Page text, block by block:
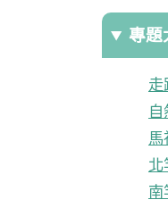
專題
走
馬
北
南